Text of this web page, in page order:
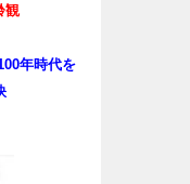
観
年時代を